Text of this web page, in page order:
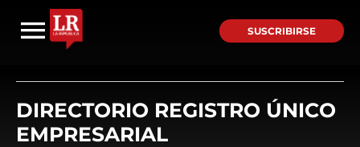
SUSCRIBIRSE
DIRECTORIO REGISTRO ÚNICO
EMPRESARIAL